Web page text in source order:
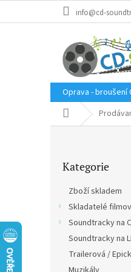
info@cd-
Oprava - broušení
Domů
kategorie
Kategorie
Zboží skladem
Skladatelé
Soundtracky na
Soundtracky na
Trailerová /